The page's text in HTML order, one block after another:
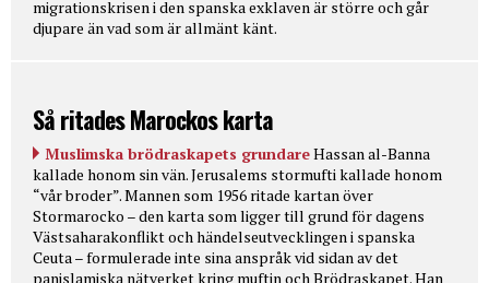
migrationskrisen i den spanska exklaven är större och går
djupare än vad som är allmänt känt.
Så ritades Marockos karta
Muslimska brödraskapets grundareHassan al-Banna
kallade honom sin vän. Jerusalems stormufti kallade honom
“vår broder”. Mannen som 1956 ritade kartan över
Stormarocko – den karta som ligger till grund för dagens
Västsaharakonflikt och händelseutvecklingen i spanska
Ceuta – formulerade inte sina anspråk vid sidan av det
panislamiska nätverket kring muftin och Brödraskapet. Han